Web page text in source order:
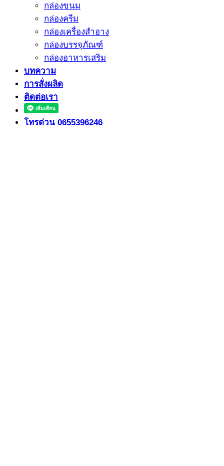
กล่องขนม
กล่องครีม
กล่องเครื่องสำอาง
กล่องบรรจุภัณฑ์
กล่องอาหารเสริม
บทความ
การสั่งผลิด
ติดต่อเรา
โทรด่วน 0655396246